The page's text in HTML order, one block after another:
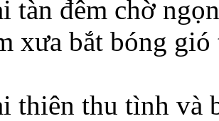
tàn đêm chờ
xưa bắt bóng
thiên thu tình và